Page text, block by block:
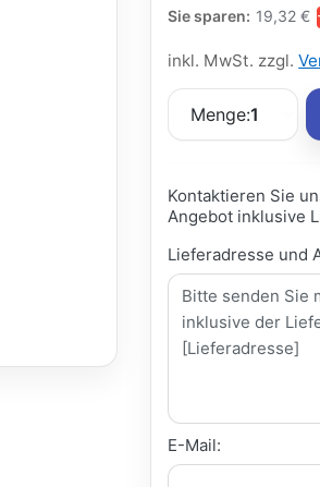
Sie sparen: 19,32 €
inkl. MwSt. zzgl.
Menge:1
Kontaktieren Sie
Angebot inklusive
Lieferadresse und
E-Mail: